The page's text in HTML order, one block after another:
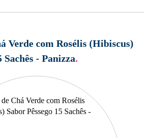
Verde com Rosélis (Hibiscus)
Sachês - Panizza.